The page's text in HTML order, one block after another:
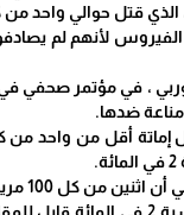
واحد من كل 50 في إحصائيات فيروس كورونا
لأنهم لم
، في مؤتمر صحفي
مناعة ضدها.